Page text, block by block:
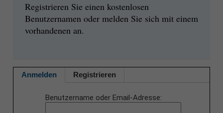
Registrieren Sie einen kostenlosen
Benutzernamen oder melden Sie sich mit einem
vorhandenen an.
Anmelden Registrieren
Benutzername oder Email-Adresse